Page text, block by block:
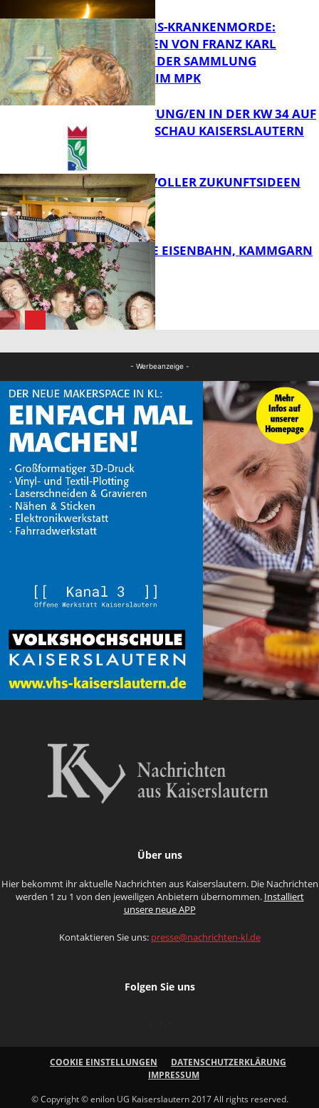
Bildung
OPFER DER NS-KRANKENMORDE:
ZEICHNUNGEN VON FRANZ KARL
BÜHLER AUS DER SAMMLUNG
PRINZHORN IM MPK
FB Kultur
VERANSTALTUNG/EN IN DER KW 34 AUF
DER GARTENSCHAU KAISERSLAUTERN
FB Kultur
FILMROLLE VOLLER ZUKUNFTSIDEEN
DIE HÖCHSTE EISENBAHN, KAMMGARN
- Werbeanzeige -
Über uns
Hier bekommt ihr aktuelle Nachrichten aus Kaiserslautern. Die Nachrichten
werden 1 zu 1 von den jeweiligen Anbietern übernommen. Installiert
unsere neue APP
Kontaktieren Sie uns: presse@nachrichten-kl.de
Folgen Sie uns
COOKIE EINSTELLUNGEN
DATENSCHUTZERKLÄRUNG
IMPRESSUM
© Copyright © enilon UG Kaiserslautern 2017 All rights reserved.